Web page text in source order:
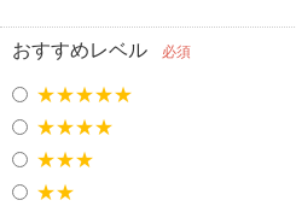
おすすめレベル 必須
★★★★★
★★★★
★★★
★★